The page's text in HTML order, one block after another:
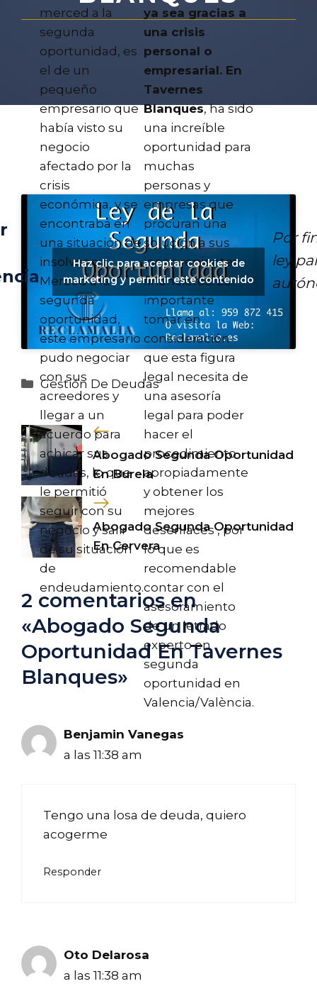
merced a la
segunda
oportunidad, es
el de un
pequeño
empresario que
había visto su
negocio
afectado por la
crisis
económica, y se
encontraba en
una situación de
insolvencia.
Merced a la
segunda
oportunidad,
este empresario
pudo negociar
con sus
acreedores y
llegar a un
acuerdo para
achicar sus
deudas, lo que
le permitió
seguir con su
negocio y salir
de su situación
de
endeudamiento.
ya sea gracias a
una crisis
personal o
empresarial. En
Tavernes
Blanques, ha sido
una increíble
oportunidad para
muchas
personas y
empresas que
procuran una
solución a sus
inconvenientes
financieros. Es
importante
tomar en
consideración
que esta figura
legal necesita de
una asesoría
legal para poder
hacer el
procedimiento
apropiadamente
y obtener los
mejores
desenlaces , por
lo que es
recomendable
contar con el
asesoramiento
de un letrado
experto en
segunda
oportunidad en
Valencia/València.
Por
ley
Haz clic para aceptar cookies de
marketing y permitir este contenido
Categorías
Gestión De Deudas
Abogado Segunda Oportunidad
En Burela
Abogado Segunda Oportunidad
En Cervera
2 comentarios en
«Abogado Segunda
Oportunidad En Tavernes
Blanques»
Benjamin Vanegas
a las 11:38 am
Tengo una losa de deuda, quiero
acogerme
Responder
Oto Delarosa
a las 11:38 am